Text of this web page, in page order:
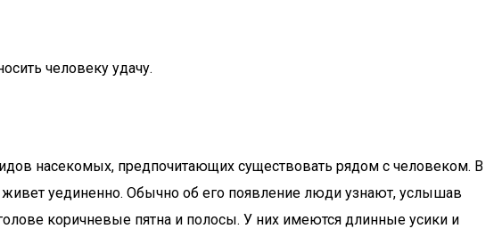
человеку удачу.
насекомых, предпочитающих существовать рядом с человеком. В
живет уединенно. Обычно об его появление люди узнают, услышав
коричневые пятна и полосы. У них имеются длинные усики и